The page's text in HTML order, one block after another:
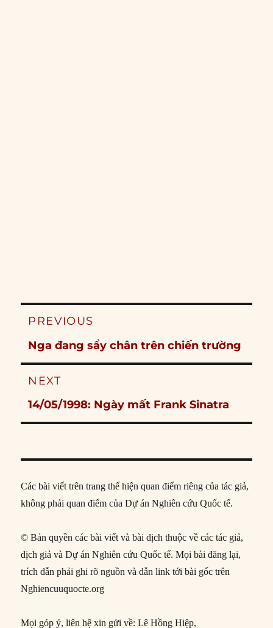
Post
PREVIOUS
Previous
post:
Nga đang sẩy chân trên chiến trường
NEXT
Next
post:
14/05/1998: Ngày mất Frank Sinatra
Các bài viết trên trang thể hiện quan điểm riêng của tác giả,
không phải quan điểm của Dự án Nghiên cứu Quốc tế.
© Bản quyền các bài viết và bài dịch thuộc về các tác giả,
dịch giả và Dự án Nghiên cứu Quốc tế. Mọi bài đăng lại,
trích dẫn phải ghi rõ nguồn và dẫn link tới bài gốc trên
Nghiencuuquocte.org
Mọi góp ý, liên hệ xin gửi về: Lê Hồng Hiệp,